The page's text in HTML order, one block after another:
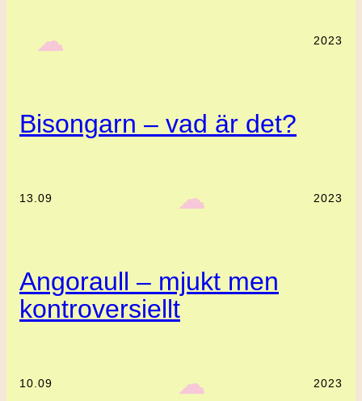
‎ ‎‎ ☁︎‎‎ 2023
Bisongarn – vad är det?
13.09 ‎ ‎‎ ☁︎‎‎ 2023
Angoraull – mjukt men
kontroversiellt
10.09 ‎ ‎‎ ☁︎‎‎ 2023